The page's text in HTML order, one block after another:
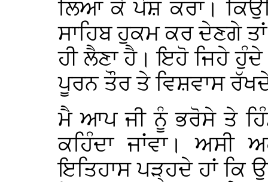
ਲਿਆ ਕੇ ਪੇਸ਼ ਕਰਾਂ।
ਸਾਹਿਬ ਹੁਕਮ ਕਰ ਦੇਣਗੇ
ਹੀ ਲੈਣਾ ਹੈ। ਇਹੋ ਜਿਹੇ
ਪੂਰਨ ਤੌਰ ਤੇ ਵਿਸ਼ਵਾਸ
ਮੈ ਆਪ ਜੀ ਨੂੰ ਭਰੋਸੇ ਤੇ
ਕਹਿੰਦਾ ਜਾਂਵਾ। ਅਸੀ
ਇਤਿਹਾਸ ਪੜ੍ਹਦੇ ਹਾਂ ਕਿ